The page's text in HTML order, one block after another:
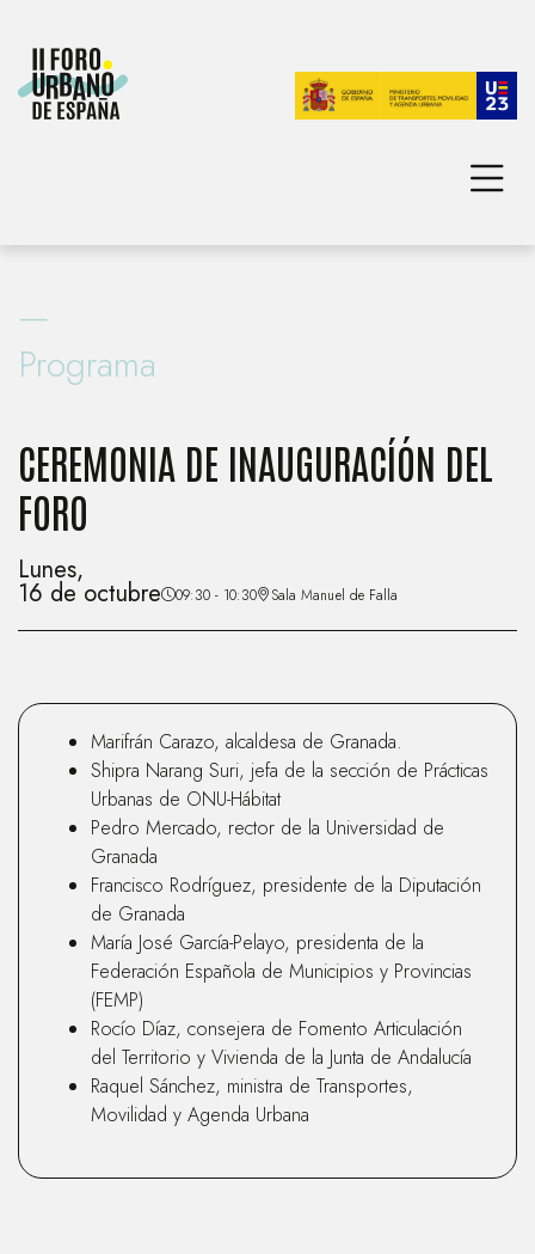
—
Programa
CEREMONIA DE INAUGURACÍÓN DEL
FORO
Lunes,
16 de octubre 09:30 - 10:30 Sala Manuel de Falla
Marifrán Carazo, alcaldesa de Granada.
Shipra Narang Suri, jefa de la sección de Prácticas
Urbanas de ONU-Hábitat
Pedro Mercado, rector de la Universidad de
Granada
Francisco Rodríguez, presidente de la Diputación
de Granada
María José García-Pelayo, presidenta de la
Federación Española de Municipios y Provincias
(FEMP)
Rocío Díaz, consejera de Fomento Articulación
del Territorio y Vivienda de la Junta de Andalucía
Raquel Sánchez, ministra de Transportes,
Movilidad y Agenda Urbana